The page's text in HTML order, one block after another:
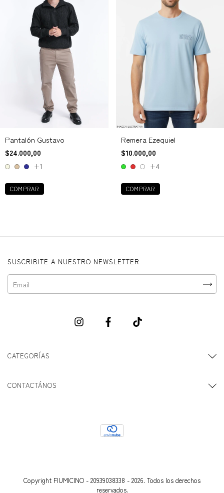
Pantalón Gustavo
$24.000,00
+1
COMPRAR
Remera Ezequiel
$10.000,00
+4
COMPRAR
SUSCRIBITE A NUESTRO NEWSLETTER
CATEGORÍAS
CONTACTÁNOS
Copyright FIUMICINO - 20939038338 - 2026. Todos los derechos
reservados.